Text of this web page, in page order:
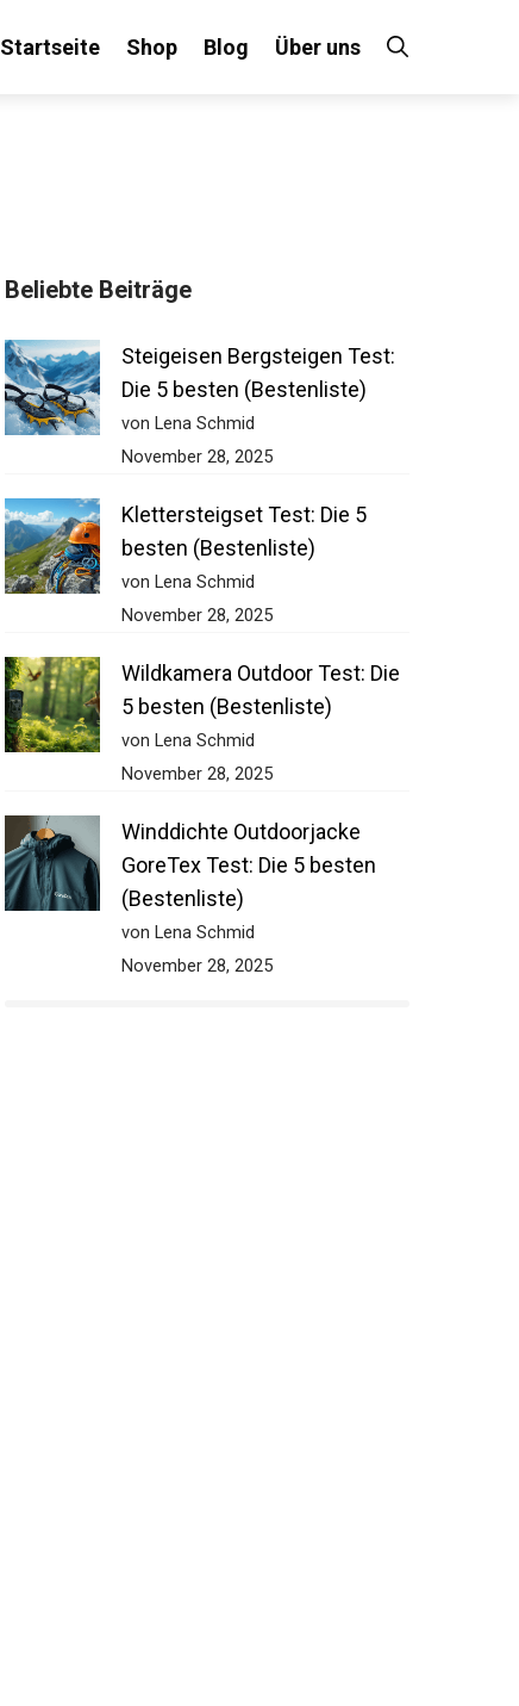
Startseite Shop Blog Über uns
Beliebte Beiträge
Steigeisen Bergsteigen Test:
Die 5 besten (Bestenliste)
von Lena Schmid
November 28, 2025
Klettersteigset Test: Die 5
besten (Bestenliste)
von Lena Schmid
November 28, 2025
Wildkamera Outdoor Test: Die
5 besten (Bestenliste)
von Lena Schmid
November 28, 2025
Winddichte Outdoorjacke
GoreTex Test: Die 5 besten
(Bestenliste)
von Lena Schmid
November 28, 2025